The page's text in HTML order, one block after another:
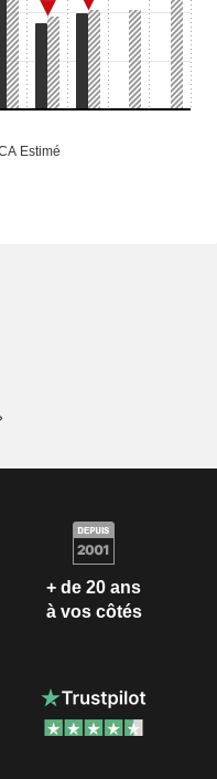
+ de 20 ans
à vos côtés